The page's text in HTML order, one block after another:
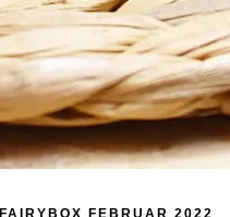
FEBRUAR 2022